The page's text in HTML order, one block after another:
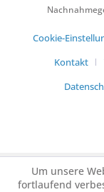
Cookie-
Kontakt
Um unsere
fortlaufend